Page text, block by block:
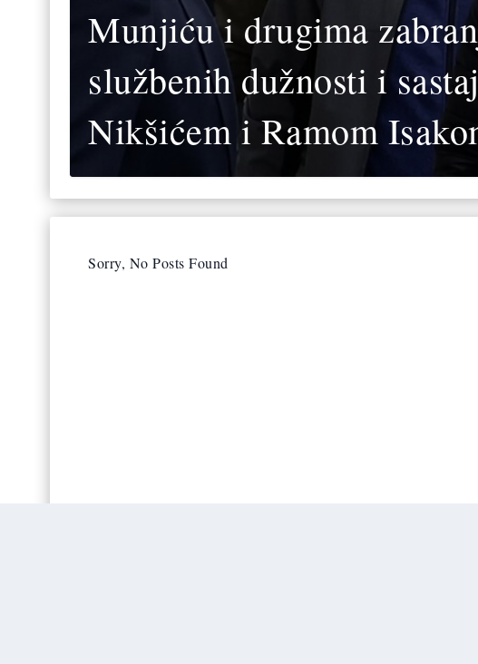
Munjiću i drugima
službenih dužnosti i
Nikšićem i Ramom
Sorry, No Posts Found